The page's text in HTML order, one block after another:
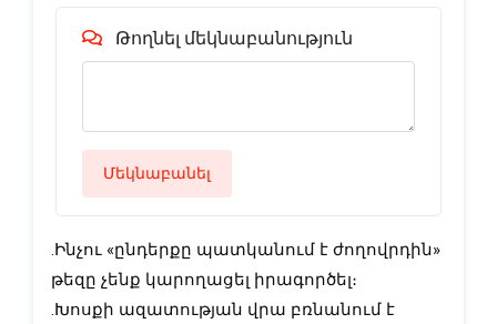
Թողնել մեկնաբանություն
Մեկնաբանել
․Ինչու «ընդերքը պատկանում է ժողովրդին»
թեզը չենք կարողացել իրագործել։
․Խոսքի ազատության վրա բռնանում է